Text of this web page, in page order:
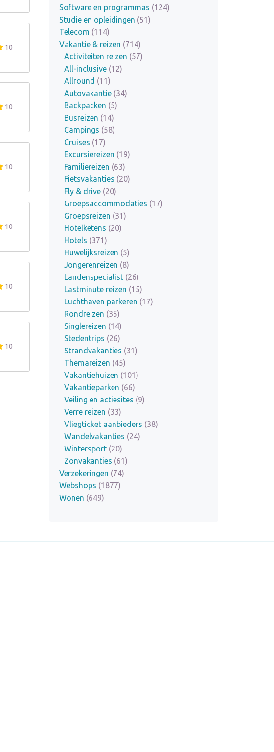
10
10
10
10
10
10
Software en programmas (124)
Studie en opleidingen (51)
Telecom (114)
Vakantie & reizen (714)
Activiteiten reizen (57)
All-inclusive (12)
Allround (11)
Autovakantie (34)
Backpacken (5)
Busreizen (14)
Campings (58)
Cruises (17)
Excursiereizen (19)
Familiereizen (63)
Fietsvakanties (20)
Fly & drive (20)
Groepsaccommodaties (17)
Groepsreizen (31)
Hotelketens (20)
Hotels (371)
Huwelijksreizen (5)
Jongerenreizen (8)
Landenspecialist (26)
Lastminute reizen (15)
Luchthaven parkeren (17)
Rondreizen (35)
Singlereizen (14)
Stedentrips (26)
Strandvakanties (31)
Themareizen (45)
Vakantiehuizen (101)
Vakantieparken (66)
Veiling en actiesites (9)
Verre reizen (33)
Vliegticket aanbieders (38)
Wandelvakanties (24)
Wintersport (20)
Zonvakanties (61)
Verzekeringen (74)
Webshops (1877)
Wonen (649)